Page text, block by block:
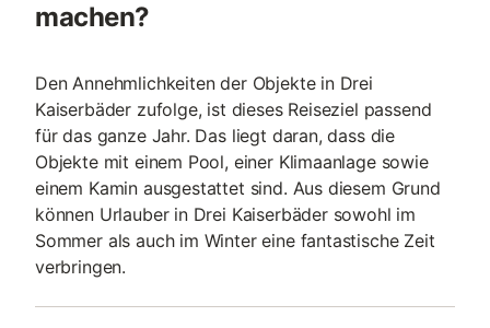
machen?
Den Annehmlichkeiten der Objekte in Drei
Kaiserbäder zufolge, ist dieses Reiseziel passend
für das ganze Jahr. Das liegt daran, dass die
Objekte mit einem Pool, einer Klimaanlage sowie
einem Kamin ausgestattet sind. Aus diesem Grund
können Urlauber in Drei Kaiserbäder sowohl im
Sommer als auch im Winter eine fantastische Zeit
verbringen.